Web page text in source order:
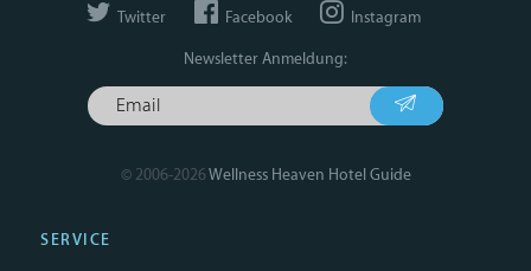
Twitter Facebook Instagram
Newsletter Anmeldung:
© 2006-2026Wellness Heaven Hotel Guide
SERVICE